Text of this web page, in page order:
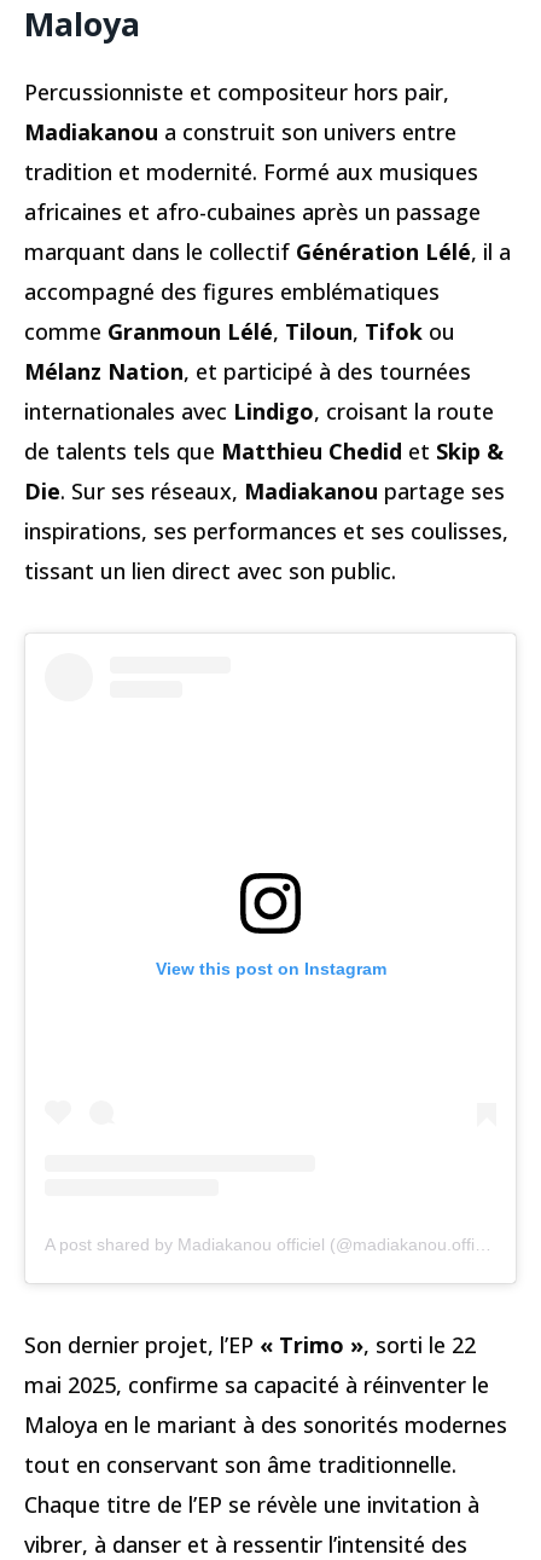
Maloya
Percussionniste et compositeur hors pair,
Madiakanou a construit son univers entre
tradition et modernité. Formé aux musiques
africaines et afro-cubaines après un passage
marquant dans le collectif Génération Lélé, il a
accompagné des figures emblématiques
comme Granmoun Lélé, Tiloun, Tifok ou
Mélanz Nation, et participé à des tournées
internationales avec Lindigo, croisant la route
de talents tels que Matthieu Chedid et Skip &
Die. Sur ses réseaux, Madiakanou partage ses
inspirations, ses performances et ses coulisses,
tissant un lien direct avec son public.
View this post on Instagram
Son dernier projet, l’EP « Trimo », sorti le 22
mai 2025, confirme sa capacité à réinventer le
Maloya en le mariant à des sonorités modernes
tout en conservant son âme traditionnelle.
Chaque titre de l’EP se révèle une invitation à
vibrer, à danser et à ressentir l’intensité des